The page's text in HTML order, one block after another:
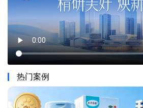
热门案例